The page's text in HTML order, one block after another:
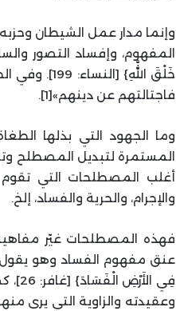
وإنما مدار عمل الشيطان
المفهوم، وإفساد التصور
خَلْقَ اللَّهِ}
فاجتالتهم عن دينهم»[1].
وما الجهود التي بذلها
المستمرة لتبديل المصطلح
أغلب المصطلحات التي تقوم
والإجرام، والحرية والفساد، إلخ.
فهذه المصطلحات غيّر
عنق مفهوم الفساد وهو يقول
فِي
وعقيدته والزاوية التي يرى